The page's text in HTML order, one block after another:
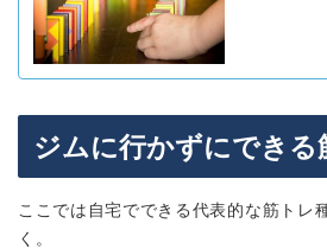
ジムに行かずにできる
ここでは自宅でできる代表的な筋トレ
く。